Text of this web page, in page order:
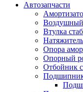
Автозапчасти
Втулка
Опора
Опорный
Отбойник